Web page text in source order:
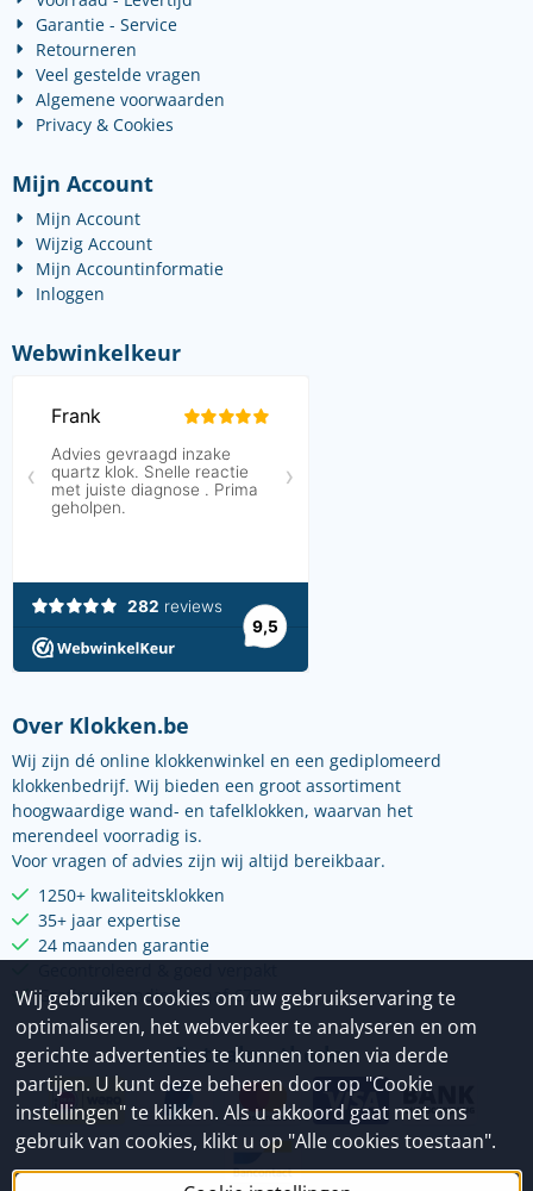
Garantie - Service
Retourneren
Veel gestelde vragen
Algemene voorwaarden
Privacy & Cookies
Mijn Account
Mijn Account
Wijzig Account
Mijn Accountinformatie
Inloggen
Webwinkelkeur
Over Klokken.be
Wij zijn dé online klokkenwinkel en een gediplomeerd
klokkenbedrijf. Wij bieden een groot assortiment
hoogwaardige wand- en tafelklokken, waarvan het
merendeel voorradig is.
Voor vragen of advies zijn wij altijd bereikbaar.
1250+ kwaliteitsklokken
35+ jaar expertise
24 maanden garantie
Gratis verzending vanaf €75
Betaalmethoden
Wij gebruiken cookies om uw gebruikservaring te
optimaliseren, het webverkeer te analyseren en om
gerichte advertenties te kunnen tonen via derde
partijen. U kunt deze beheren door op "Cookie
instellingen" te klikken. Als u akkoord gaat met ons
gebruik van cookies, klikt u op "Alle cookies toestaan".